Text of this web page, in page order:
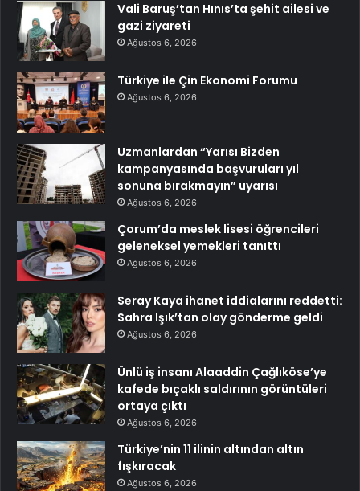
Vali Baruş’tan Hınıs’ta şehit ailesi ve
gazi ziyareti
Ağustos 6, 2026
Türkiye ile Çin Ekonomi Forumu
Ağustos 6, 2026
Uzmanlardan “Yarısı Bizden
kampanyasında başvuruları yıl
sonuna bırakmayın” uyarısı
Ağustos 6, 2026
Çorum’da meslek lisesi öğrencileri
geleneksel yemekleri tanıttı
Ağustos 6, 2026
Seray Kaya ihanet iddialarını reddetti:
Sahra Işık’tan olay gönderme geldi
Ağustos 6, 2026
Ünlü iş insanı Alaaddin Çağlıköse’ye
kafede bıçaklı saldırının görüntüleri
ortaya çıktı
Ağustos 6, 2026
Türkiye’nin 11 ilinin altından altın
fışkıracak
Ağustos 6, 2026